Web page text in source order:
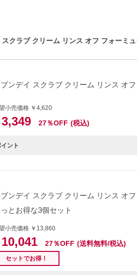
English is here（英語の商品説明はこちら
クラブ クリーム リンス オフ フォーミ
ンデイ スクラブ クリーム リンス オ
小売価格 ￥4,620
3,349 27％OFF (税込)
ント
ンデイ スクラブ クリーム リンス オ
っとお得な3個セット
小売価格 ￥13,860
10,041 27％OFF (送料無料/税込)
セットでお得！